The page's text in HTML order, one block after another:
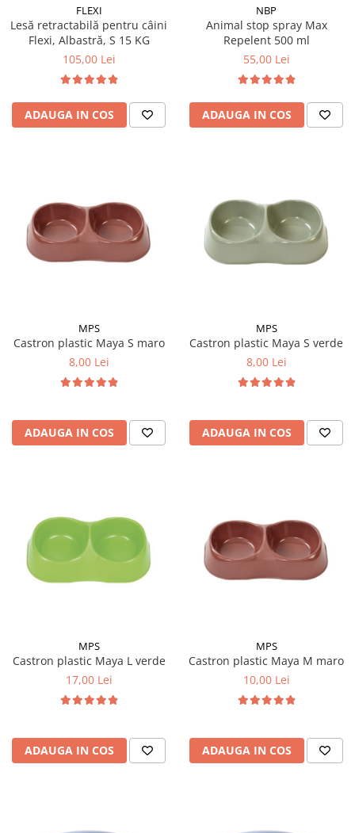
FLEXI
Lesă retractabilă pentru câini
Flexi, Albastră, S 15 KG
105,00 Lei
ADAUGA IN COS
NBP
Animal stop spray Max
Repelent 500 ml
55,00 Lei
ADAUGA IN COS
MPS
Castron plastic Maya S maro
8,00 Lei
ADAUGA IN COS
MPS
Castron plastic Maya S verde
8,00 Lei
ADAUGA IN COS
MPS
Castron plastic Maya L verde
17,00 Lei
ADAUGA IN COS
MPS
Castron plastic Maya M maro
10,00 Lei
ADAUGA IN COS